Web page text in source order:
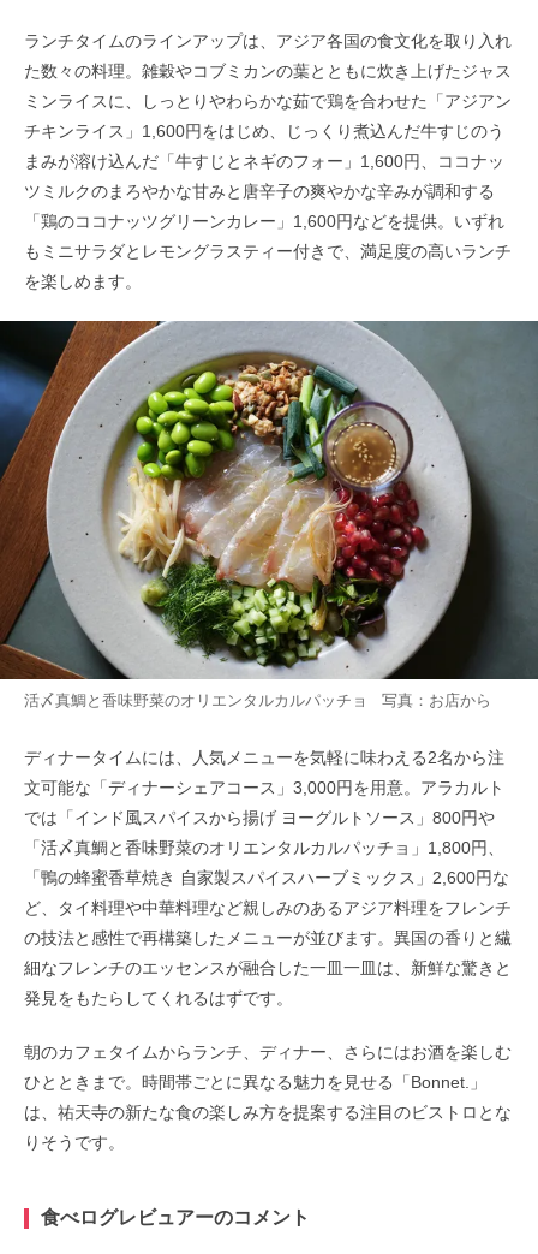
ランチタイムのラインアップは、アジア各国の食文化を取り入れ
た数々の料理。雑穀やコブミカンの葉とともに炊き上げたジャス
ミンライスに、しっとりやわらかな茹で鶏を合わせた「アジアン
チキンライス」1,600円をはじめ、じっくり煮込んだ牛すじのう
まみが溶け込んだ「牛すじとネギのフォー」1,600円、ココナッ
ツミルクのまろやかな甘みと唐辛子の爽やかな辛みが調和する
「鶏のココナッツグリーンカレー」1,600円などを提供。いずれ
もミニサラダとレモングラスティー付きで、満足度の高いランチ
を楽しめます。
活〆真鯛と香味野菜のオリエンタルカルパッチョ 写真：お店から
ディナータイムには、人気メニューを気軽に味わえる2名から注
文可能な「ディナーシェアコース」3,000円を用意。アラカルト
では「インド風スパイスから揚げ ヨーグルトソース」800円や
「活〆真鯛と香味野菜のオリエンタルカルパッチョ」1,800円、
「鴨の蜂蜜香草焼き 自家製スパイスハーブミックス」2,600円な
ど、タイ料理や中華料理など親しみのあるアジア料理をフレンチ
の技法と感性で再構築したメニューが並びます。異国の香りと繊
細なフレンチのエッセンスが融合した一皿一皿は、新鮮な驚きと
発見をもたらしてくれるはずです。
朝のカフェタイムからランチ、ディナー、さらにはお酒を楽しむ
ひとときまで。時間帯ごとに異なる魅力を見せる「Bonnet.」
は、祐天寺の新たな食の楽しみ方を提案する注目のビストロとな
りそうです。
食べログレビュアーのコメント